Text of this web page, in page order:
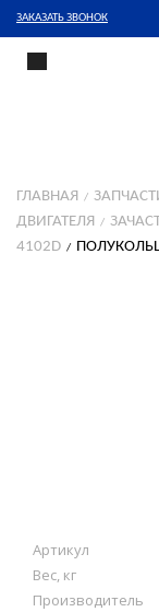
ЗАКАЗАТЬ ЗВОНОК
ГЛАВНАЯ
ДВИГАТЕЛЯ
4102D
Артикул
Вес, кг
Производитель